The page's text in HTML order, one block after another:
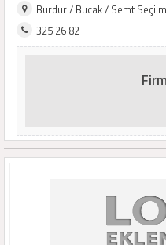
Burdur / Bucak / Semt
325 26 82